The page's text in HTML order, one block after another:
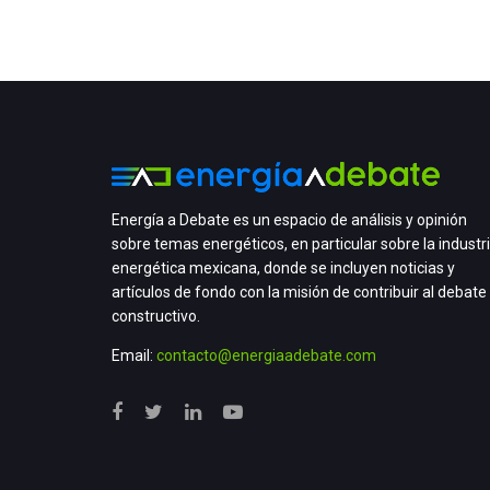
Energía a Debate es un espacio de análisis y opinión
sobre temas energéticos, en particular sobre la
energética mexicana, donde se incluyen noticias y
artículos de fondo con la misión de contribuir al debate
constructivo.
Email: contacto@energiaadebate.com